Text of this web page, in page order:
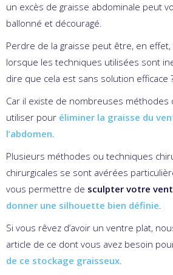
un excès de graisse abdominale peut
ballonné et découragé.
Perdre de la graisse peut être, en
lorsque les techniques utilisées sont
dire que cela est sans solution efficace
Car il existe de nombreuses méthodes
utiliser pour éliminer la graisse du
l’abdomen.
Plusieurs méthodes ou techniques
chirurgicales se sont avérées
vous permettre de sculpter votre
donner une silhouette bien définie.
Si vous rêvez d’avoir un ventre plat,
article de ce dont vous avez besoin
de ce stockage graisseux.